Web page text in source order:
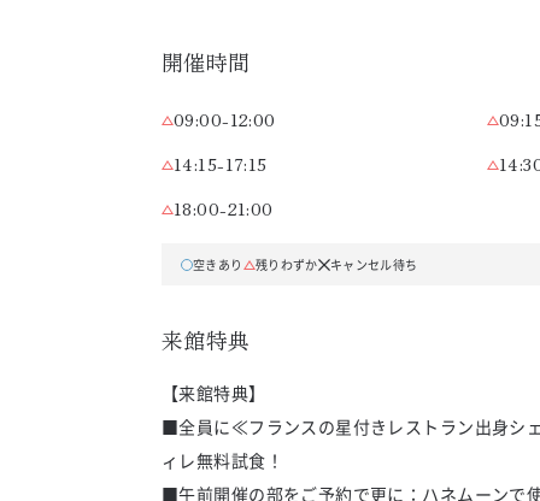
開催時間
09:00-12:00
14:15-17:15
18:00-21:00
空きあり 残りわずか キャンセル待ち
来館特典
【来館特典】
■全員に≪フランスの星付きレストラン出身シ
ィレ無料試食！
■午前開催の部をご予約で更に：ハネムーンで